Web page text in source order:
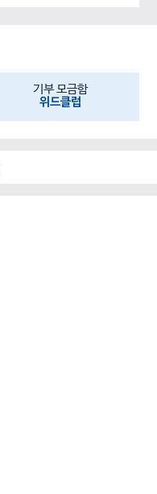
기부 모금함
위드클럽